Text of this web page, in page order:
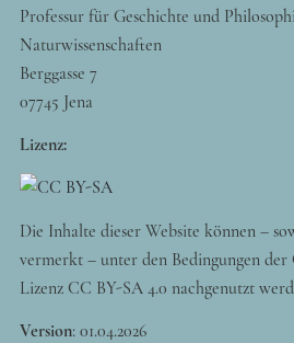
Professur für Geschichte und
Naturwissenschaften
Berggasse 7
07745 Jena
Lizenz:
Die Inhalte dieser Website können –
vermerkt – unter den Bedingungen
Lizenz CC BY-SA 4.0 nachgenutzt
Version: 01.04.2026